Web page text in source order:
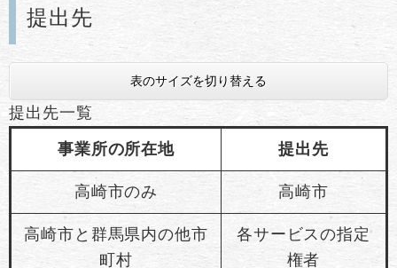
提出先
表のサイズを切り替える
提出先一覧
事業所の所在地 提出先
高崎市のみ 高崎市
高崎市と群馬県内の他市
町村
各サービスの指定
権者